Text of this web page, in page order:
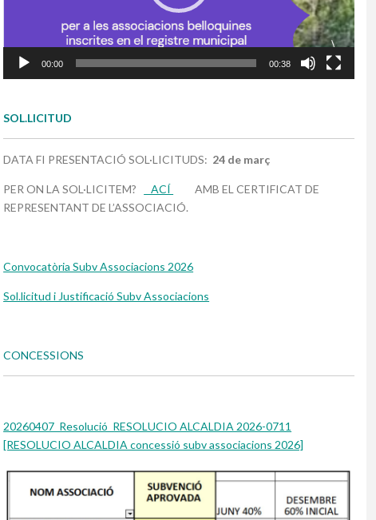
00:00 00:38
SOL.LICITUD
DATA FI PRESENTACIÓ SOL·LICITUDS: 24 de març
PER ON LA SOL·LICITEM? ACÍ
AMB EL CERTIFICAT DE
REPRESENTANT DE L’ASSOCIACIÓ.
Convocatòria Subv Associacions 2026
Sol.licitud i Justificació Subv Associacions
CONCESSIONS
20260407_Resolució_RESOLUCIO ALCALDIA 2026-0711
[RESOLUCIO ALCALDIA concessió subv associacions 2026]